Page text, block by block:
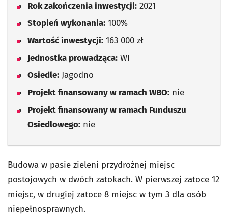
Rok zakończenia inwestycji: 2021
Stopień wykonania: 100%
Wartość inwestycji: 163 000 zł
Jednostka prowadząca: WI
Osiedle: Jagodno
Projekt finansowany w ramach WBO: nie
Projekt finansowany w ramach Funduszu
Osiedlowego: nie
Budowa w pasie zieleni przydrożnej miejsc
postojowych w dwóch zatokach. W pierwszej zatoce 12
miejsc, w drugiej zatoce 8 miejsc w tym 3 dla osób
niepełnosprawnych.